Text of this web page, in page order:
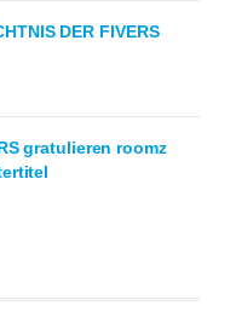
DER FIVERS
gratulieren roomz